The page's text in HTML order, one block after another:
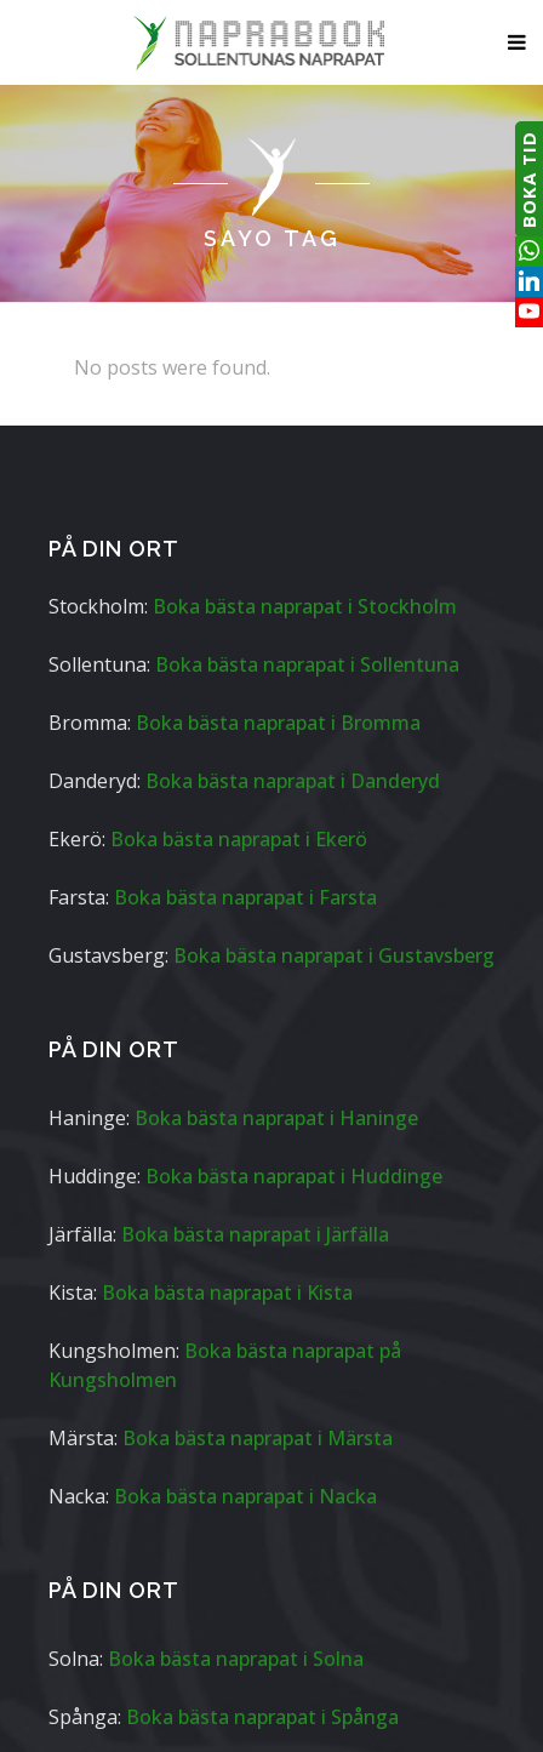
SAYO TAG
No posts were found.
PÅ DIN ORT
Stockholm: Boka bästa naprapat i Stockholm
Sollentuna: Boka bästa naprapat i Sollentuna
Bromma: Boka bästa naprapat i Bromma
Danderyd: Boka bästa naprapat i Danderyd
Ekerö: Boka bästa naprapat i Ekerö
Farsta: Boka bästa naprapat i Farsta
Gustavsberg: Boka bästa naprapat i Gustavsberg
PÅ DIN ORT
Haninge: Boka bästa naprapat i Haninge
Huddinge: Boka bästa naprapat i Huddinge
Järfälla: Boka bästa naprapat i Järfälla
Kista: Boka bästa naprapat i Kista
Kungsholmen: Boka bästa naprapat på
Kungsholmen
Märsta: Boka bästa naprapat i Märsta
Nacka: Boka bästa naprapat i Nacka
PÅ DIN ORT
Solna: Boka bästa naprapat i Solna
Spånga: Boka bästa naprapat i Spånga
BOKA TID